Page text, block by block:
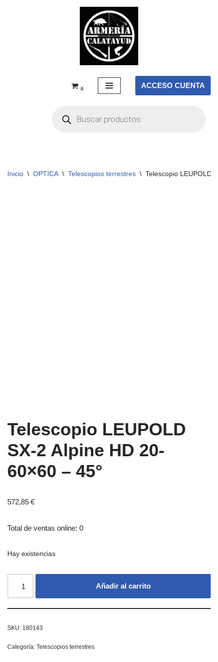
0 ACCESO CUENTA
Inicio \ OPTICA \ Telescopios terrestres \ Telescopio LEUPOLD
Telescopio LEUPOLD
SX-2 Alpine HD 20-
60×60 – 45°
572,85 €
Total de ventas online: 0
Hay existencias
Añadir al carrito
SKU: 180143
Categoría: Telescopios terrestres